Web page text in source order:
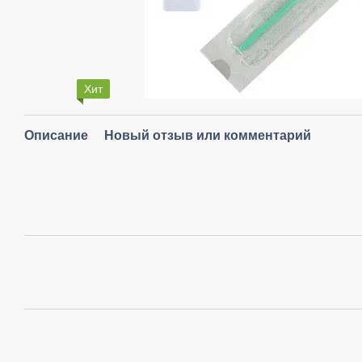
Хит
Описание Новый отзыв или комментарий